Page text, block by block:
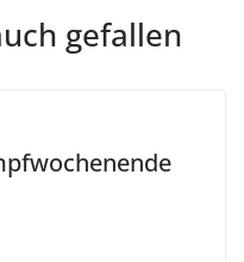
gefallen